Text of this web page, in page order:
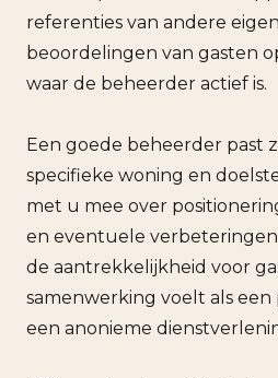
referenties van andere
beoordelingen van gasten
waar de beheerder actief is.
Een goede beheerder past
specifieke woning en
met u mee over
en eventuele
de aantrekkelijkheid voor
samenwerking voelt als een
een anonieme